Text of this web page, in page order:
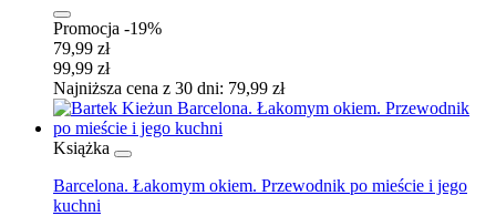
Promocja -19%
79,99 zł
99,99 zł
Najniższa cena z 30 dni: 79,99 zł
Książka
Barcelona. Łakomym okiem. Przewodnik po mieście i jego
kuchni